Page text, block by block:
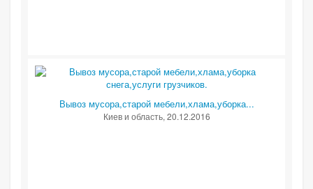
Вывоз мусора,старой мебели,хлама,уборка...
Киев и область, 20.12.2016